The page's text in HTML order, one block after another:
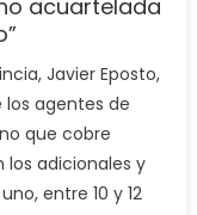
acuartelada
Javier Eposto,
los agentes de
que cobre
los adicionales y
entre 10 y 12